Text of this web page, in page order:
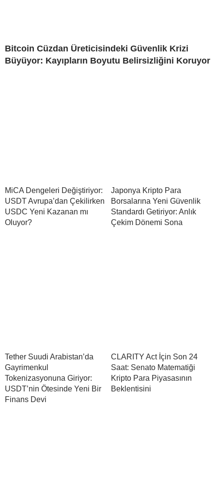
Bitcoin Cüzdan Üreticisindeki Güvenlik Krizi
Büyüyor: Kayıpların Boyutu Belirsizliğini Koruyor
MiCA Dengeleri Değiştiriyor:
USDT Avrupa’dan Çekilirken
USDC Yeni Kazanan mı
Oluyor?
Japonya Kripto Para
Borsalarına Yeni Güvenlik
Standardı Getiriyor: Anlık
Çekim Dönemi Sona
Tether Suudi Arabistan’da
Gayrimenkul
Tokenizasyonuna Giriyor:
USDT’nin Ötesinde Yeni Bir
Finans Devi
CLARITY Act İçin Son 24
Saat: Senato Matematiği
Kripto Para Piyasasının
Beklentisini